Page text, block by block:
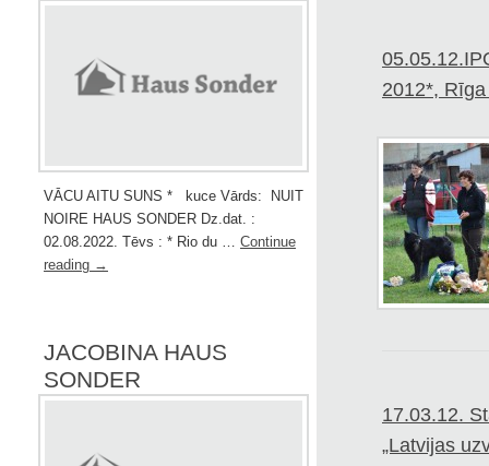
VĀCU AITU SUNS * kuce Vārds: NUIT
NOIRE HAUS SONDER Dz.dat. :
02.08.2022. Tēvs : * Rio du … Continue
reading →
JACOBINA HAUS
SONDER
2012*,
17.03.12.
„Latvijas